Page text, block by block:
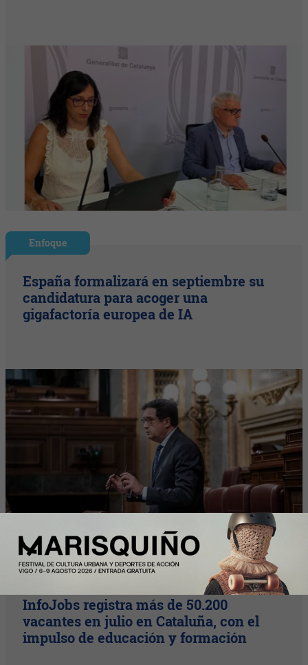
Enfoque
España formalizará en septiembre su
candidatura para acoger una
gigafactoría europea de IA
Plus
InfoJobs registra más de 50.200
vacantes en julio en Cataluña, con el
impulso de educación y formación